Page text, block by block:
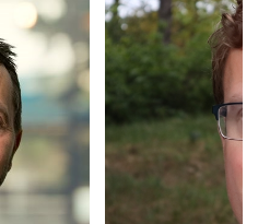
navigatie
over
(Neem
contact
met
ons
op)